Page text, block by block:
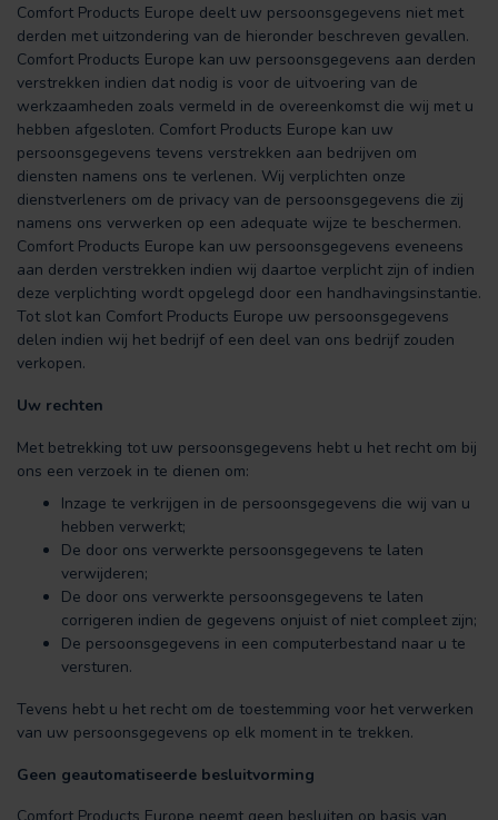
Comfort Products Europe deelt uw persoonsgegevens niet met
derden met uitzondering van de hieronder beschreven gevallen.
Comfort Products Europe kan uw persoonsgegevens aan derden
verstrekken indien dat nodig is voor de uitvoering van de
werkzaamheden zoals vermeld in de overeenkomst die wij met u
hebben afgesloten. Comfort Products Europe kan uw
persoonsgegevens tevens verstrekken aan bedrijven om
diensten namens ons te verlenen. Wij verplichten onze
dienstverleners om de privacy van de persoonsgegevens die zij
namens ons verwerken op een adequate wijze te beschermen.
Comfort Products Europe kan uw persoonsgegevens eveneens
aan derden verstrekken indien wij daartoe verplicht zijn of indien
deze verplichting wordt opgelegd door een handhavingsinstantie.
Tot slot kan Comfort Products Europe uw persoonsgegevens
delen indien wij het bedrijf of een deel van ons bedrijf zouden
verkopen.
Uw rechten
Met betrekking tot uw persoonsgegevens hebt u het recht om bij
ons een verzoek in te dienen om:
Inzage te verkrijgen in de persoonsgegevens die wij van u
hebben verwerkt;
De door ons verwerkte persoonsgegevens te laten
verwijderen;
De door ons verwerkte persoonsgegevens te laten
corrigeren indien de gegevens onjuist of niet compleet zijn;
De persoonsgegevens in een computerbestand naar u te
versturen.
Tevens hebt u het recht om de toestemming voor het verwerken
van uw persoonsgegevens op elk moment in te trekken.
Geen geautomatiseerde besluitvorming